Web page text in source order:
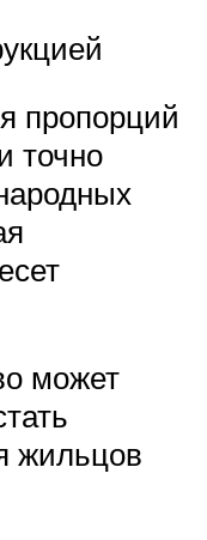
пропорций
точно
может
жильцов